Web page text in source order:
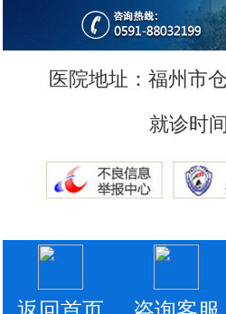
医院地址：福州市
就诊时